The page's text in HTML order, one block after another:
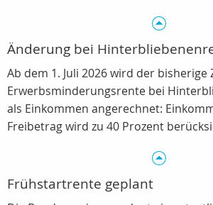
Änderung bei
Ab dem 1. Juli 2026 wird der bisherige
Erwerbsminderungsrente bei
als Einkommen angerechnet:
Freibetrag wird zu 40 Prozent
Frühstartrente geplant